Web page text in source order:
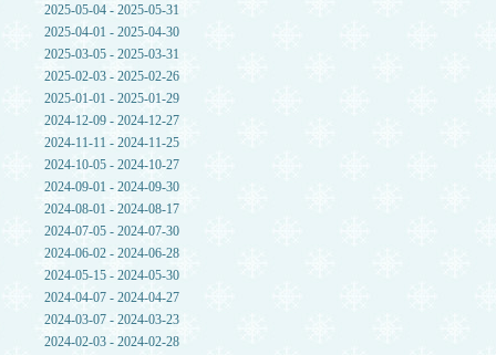
2025-05-04 - 2025-05-31
2025-04-01 - 2025-04-30
2025-03-05 - 2025-03-31
2025-02-03 - 2025-02-26
2025-01-01 - 2025-01-29
2024-12-09 - 2024-12-27
2024-11-11 - 2024-11-25
2024-10-05 - 2024-10-27
2024-09-01 - 2024-09-30
2024-08-01 - 2024-08-17
2024-07-05 - 2024-07-30
2024-06-02 - 2024-06-28
2024-05-15 - 2024-05-30
2024-04-07 - 2024-04-27
2024-03-07 - 2024-03-23
2024-02-03 - 2024-02-28